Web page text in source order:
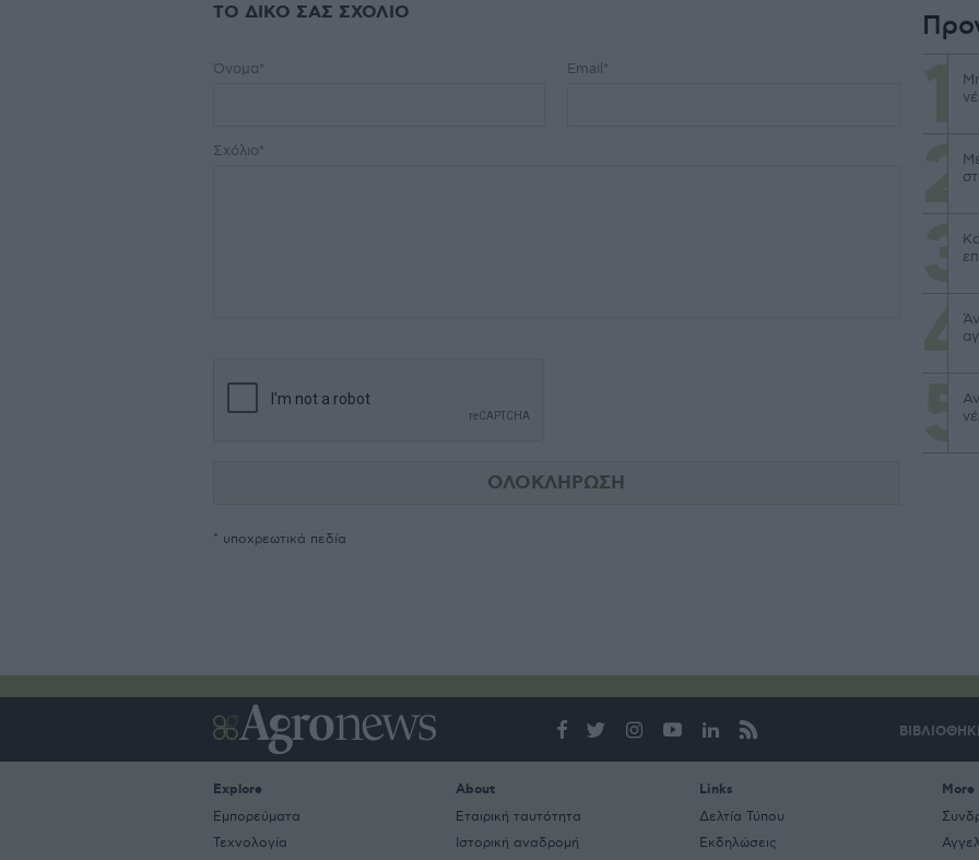
ΤΟ ΔΙΚΟ ΣΑΣ ΣΧΟΛΙΟ
Όνομα* Email*
Σχόλιο*
* υποχρεωτικά πεδία
Explore
Εμπορεύματα
Τεχνολογία
About
Εταιρική ταυτότητα
Ιστορική αναδρομή
Links
Δελτία Τύπου
Εκδηλώσεις
More